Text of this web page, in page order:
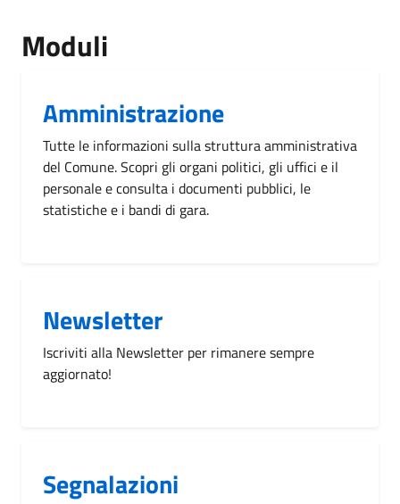
Moduli
Amministrazione
Tutte le informazioni sulla struttura amministrativa
del Comune. Scopri gli organi politici, gli uffici e il
personale e consulta i documenti pubblici, le
statistiche e i bandi di gara.
Newsletter
Iscriviti alla Newsletter per rimanere sempre
aggiornato!
Segnalazioni